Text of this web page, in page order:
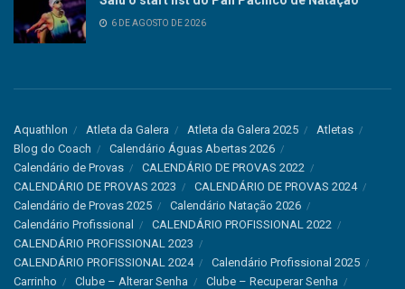
6 DE AGOSTO DE 2026
Aquathlon Atleta da Galera Atleta da Galera 2025
Atletas
Blog do Coach
Calendário Águas Abertas 2026
Calendário de Provas
CALENDÁRIO DE PROVAS 2022
CALENDÁRIO DE PROVAS 2023
CALENDÁRIO DE PROVAS 2024
Calendário de Provas 2025
Calendário Natação 2026
Calendário Profissional
CALENDÁRIO PROFISSIONAL 2022
CALENDÁRIO PROFISSIONAL 2023
CALENDÁRIO PROFISSIONAL 2024
Calendário Profissional 2025
Carrinho
Clube – Alterar Senha Clube – Recuperar Senha